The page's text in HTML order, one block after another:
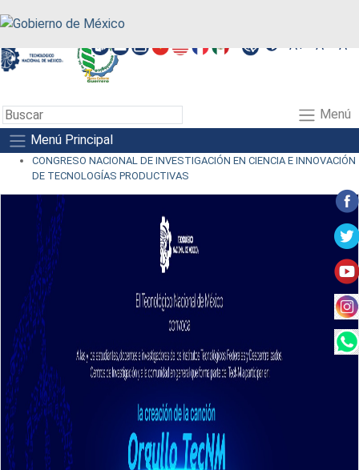
A+ A- A
Menú
Menú Principal
CONGRESO NACIONAL DE INVESTIGACIÓN EN CIENCIA E INNOVACIÓN
DE TECNOLOGÍAS PRODUCTIVAS